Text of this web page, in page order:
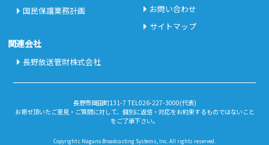
国民保護業務計画
関連会社
長野放送管財株式会社
お問い合わせ
サイトマップ
長野市岡田町131-7 TEL026-227-3000(代表)
お寄せ頂いたご意見・ご質問に対して、個別に返信・対応をお約束するものではないこと
をご了承下さい。
Copyright c Nagano Broadcasting Systems, Inc. All rights reserved.